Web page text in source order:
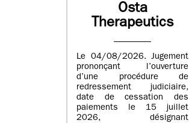
Osta
Therapeutics
Le 04/08/2026. Jugement
prononçant l’ouverture
d’une procédure de
redressement judiciaire,
date de cessation des
paiements le 15 juillet
2026, désignant